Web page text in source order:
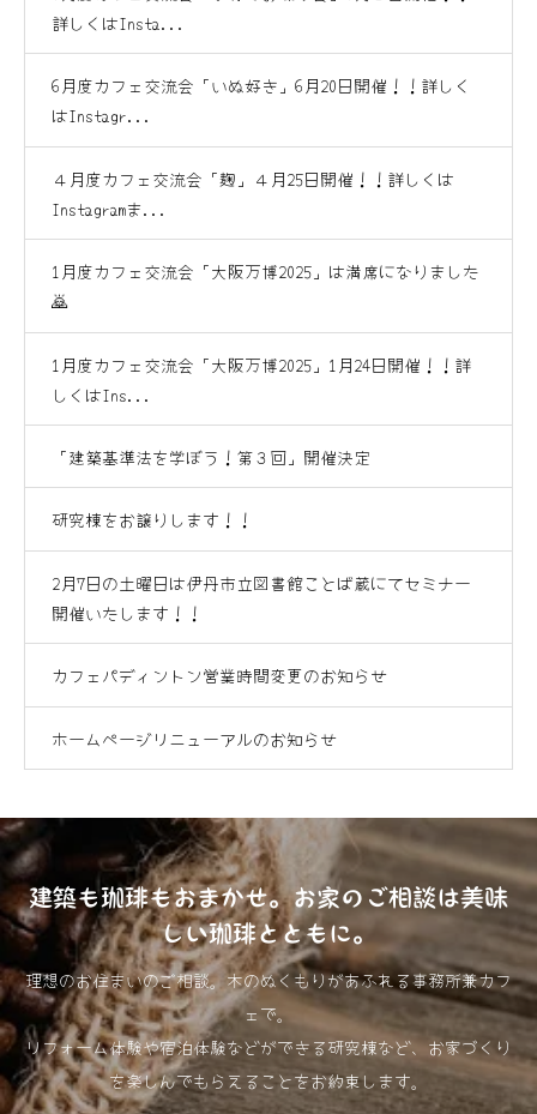
詳しくはInsta...
6月度カフェ交流会「いぬ好き」6月20日開催！！詳しく
はInstagr...
４月度カフェ交流会「麹」４月25日開催！！詳しくは
Instagramま...
1月度カフェ交流会「大阪万博2025」は満席になりました
🙇
1月度カフェ交流会「大阪万博2025」1月24日開催！！詳
しくはIns...
「建築基準法を学ぼう！第３回」開催決定
研究棟をお譲りします！！
2月7日の土曜日は伊丹市立図書館ことば蔵にてセミナー
開催いたします！！
カフェパディントン営業時間変更のお知らせ
ホームページリニューアルのお知らせ
建築も珈琲もおまかせ。お家のご相談は美味
しい珈琲とともに。
理想のお住まいのご相談。木のぬくもりがあふれる事務所兼カフ
ェで。
リフォーム体験や宿泊体験などができる研究棟など、お家づくり
を楽しんでもらえることをお約束します。